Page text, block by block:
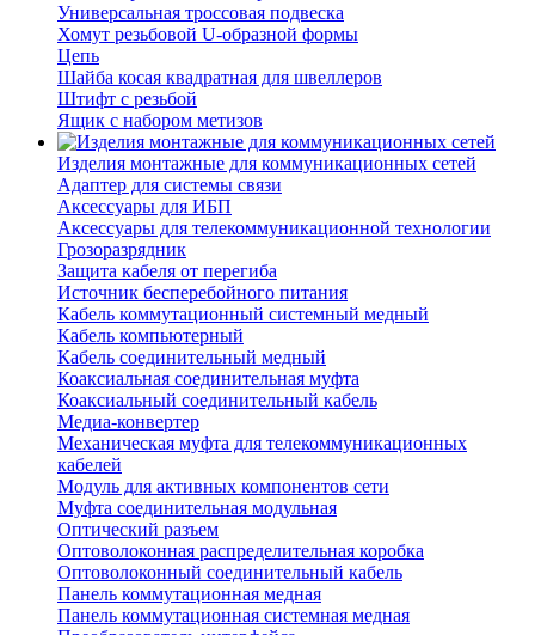
Универсальная троссовая подвеска
Хомут резьбовой U-образной формы
Цепь
Шайба косая квадратная для швеллеров
Штифт с резьбой
Ящик с набором метизов
Изделия монтажные для коммуникационных сетей
Адаптер для системы связи
Аксессуары для ИБП
Аксессуары для телекоммуникационной технологии
Грозоразрядник
Защита кабеля от перегиба
Источник бесперебойного питания
Кабель коммутационный системный медный
Кабель компьютерный
Кабель соединительный медный
Коаксиальная соединительная муфта
Коаксиальный соединительный кабель
Медиа-конвертер
Механическая муфта для телекоммуникационных
кабелей
Модуль для активных компонентов сети
Муфта соединительная модульная
Оптический разъем
Оптоволоконная распределительная коробка
Оптоволоконный соединительный кабель
Панель коммутационная медная
Панель коммутационная системная медная